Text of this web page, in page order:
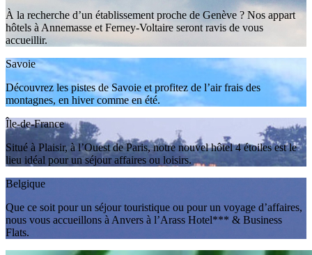
À la recherche d’un établissement proche de Genève ? Nos appart
hôtels à Annemasse et Ferney-Voltaire seront ravis de vous
accueillir.
Savoie
Découvrez les pistes de Savoie et profitez de l’air frais des
montagnes, en hiver comme en été.
Île-de-France
Situé à Plaisir, à l’Ouest de Paris, notre nouvel hôtel 4 étoiles est le
lieu idéal pour un séjour affaires ou loisirs.
Belgique
Que ce soit pour un séjour touristique ou pour un voyage d’affaires,
nous vous accueillons à Anvers à l’Arass Hotel*** & Business
Flats.